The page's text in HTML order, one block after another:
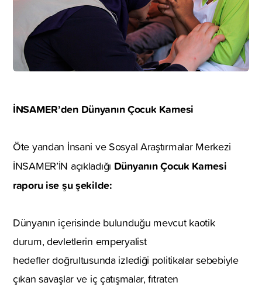
İNSAMER’den Dünyanın Çocuk Karnesi
Öte yandan İnsani ve Sosyal Araştırmalar Merkezi
İNSAMER’İN açıkladığı Dünyanın Çocuk Karnesi
raporu ise şu şekilde:
Dünyanın içerisinde bulunduğu mevcut kaotik
durum, devletlerin emperyalist
hedefler doğrultusunda izlediği politikalar sebebiyle
çıkan savaşlar ve iç çatışmalar, fıtraten